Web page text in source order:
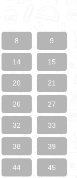
8 9
14 15
20 21
26 27
32 33
38 39
44 45